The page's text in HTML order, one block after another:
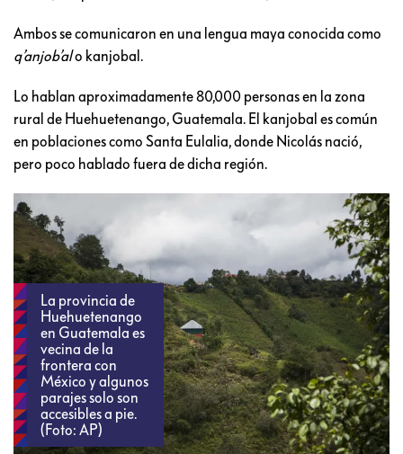
Ambos se comunicaron en una lengua maya conocida como
q’anjob’alo kanjobal.
Lo hablan aproximadamente 80,000 personas en la zona
rural de Huehuetenango, Guatemala. El kanjobal es común
en poblaciones como Santa Eulalia, donde Nicolás nació,
pero poco hablado fuera de dicha región.
La provincia de
Huehuetenango
en Guatemala es
vecina de la
frontera con
México y algunos
parajes solo son
accesibles a pie.
(Foto: AP)